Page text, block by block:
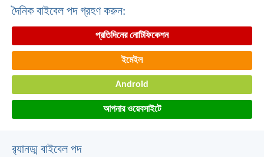
দৈনিক বাইবেল পদ গ্রহণ করুন:
প্রতিদিনের নোটিফিকেশন
ইমেইল
Android
আপনার ওয়েবসাইটে
র‌্যানড্ম বাইবেল পদ